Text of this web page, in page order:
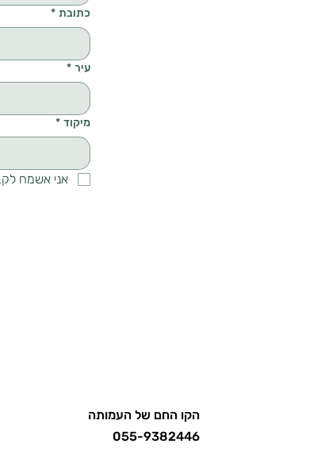
כתובת *
עיר *
מיקוד *
אני אשמח
הקו החם של העמותה
055-9382446